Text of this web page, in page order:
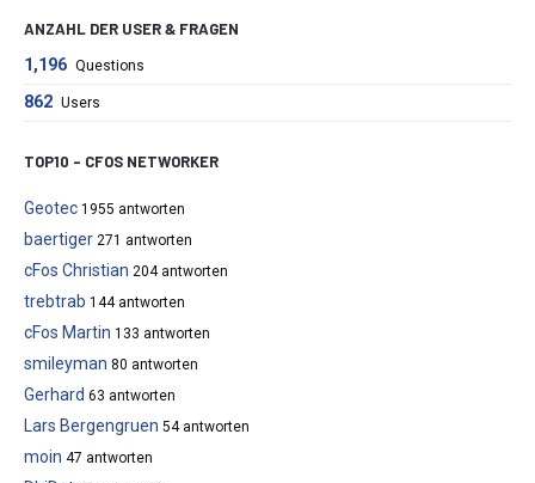
ANZAHL DER USER & FRAGEN
1,196 Questions
862 Users
TOP10 – CFOS NETWORKER
Geotec 1955 antworten
baertiger 271 antworten
cFos Christian 204 antworten
trebtrab 144 antworten
cFos Martin 133 antworten
smileyman 80 antworten
Gerhard 63 antworten
Lars Bergengruen 54 antworten
moin 47 antworten